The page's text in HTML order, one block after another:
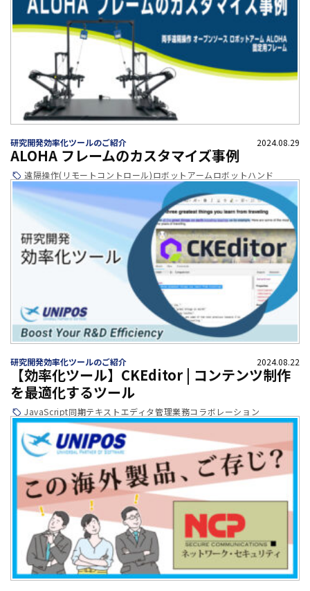
研究開発効率化ツールのご紹介 2024.08.29
ALOHA フレームのカスタマイズ事例
遠隔操作(リモートコントロール)ロボットアームロボットハンド
研究開発効率化ツールのご紹介 2024.08.22
【効率化ツール】CKEditor | コンテンツ制作
を最適化するツール
JavaScript同期テキストエディタ管理業務コラボレーション